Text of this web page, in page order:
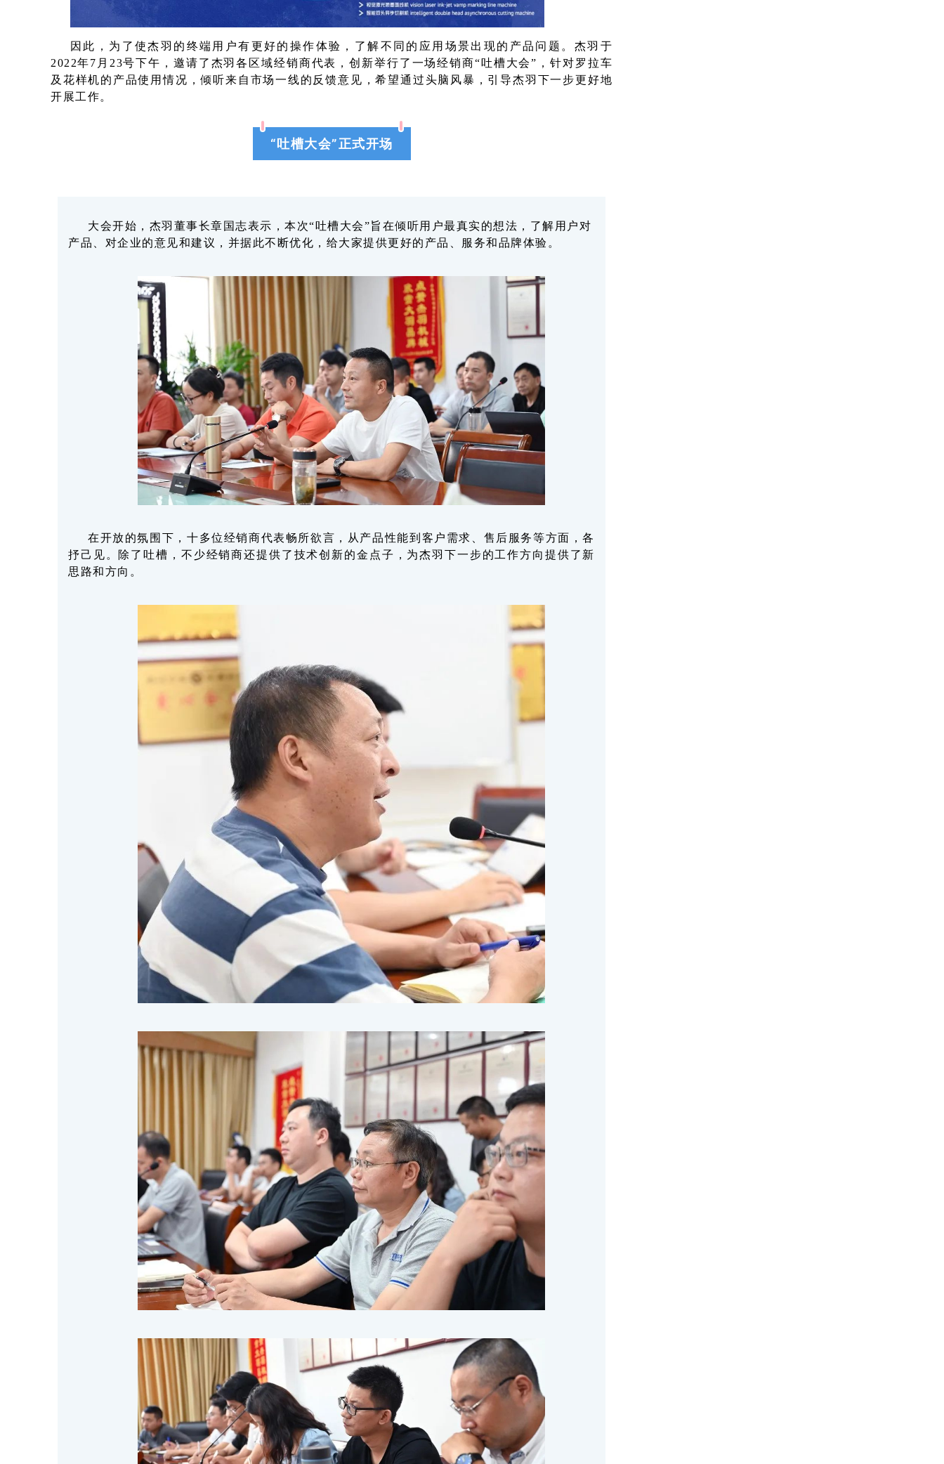
因此，为了使杰羽的终端用户有更好的操作体验，了解不同的应用场景出现的产品问题。杰羽于
2022年7月23号下午，邀请了杰羽各区域经销商代表，创新举行了一场经销商“吐槽大会”，针对罗拉车
及花样机的产品使用情况，倾听来自市场一线的反馈意见，希望通过头脑风暴，引导杰羽下一步更好地
开展工作。
“吐槽大会”正式开场
大会开始，杰羽董事长章国志表示，本次“吐槽大会”旨在倾听用户最真实的想法，了解用户对
产品、对企业的意见和建议，并据此不断优化，给大家提供更好的产品、服务和品牌体验。
在开放的氛围下，十多位经销商代表畅所欲言，从产品性能到客户需求、售后服务等方面，各
抒己见。除了吐槽，不少经销商还提供了技术创新的金点子，为杰羽下一步的工作方向提供了新
思路和方向。